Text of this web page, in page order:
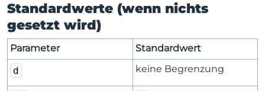
Standardwerte (wenn nichts
gesetzt wird)
Parameter
Standardwert
d
keine Begrenzung